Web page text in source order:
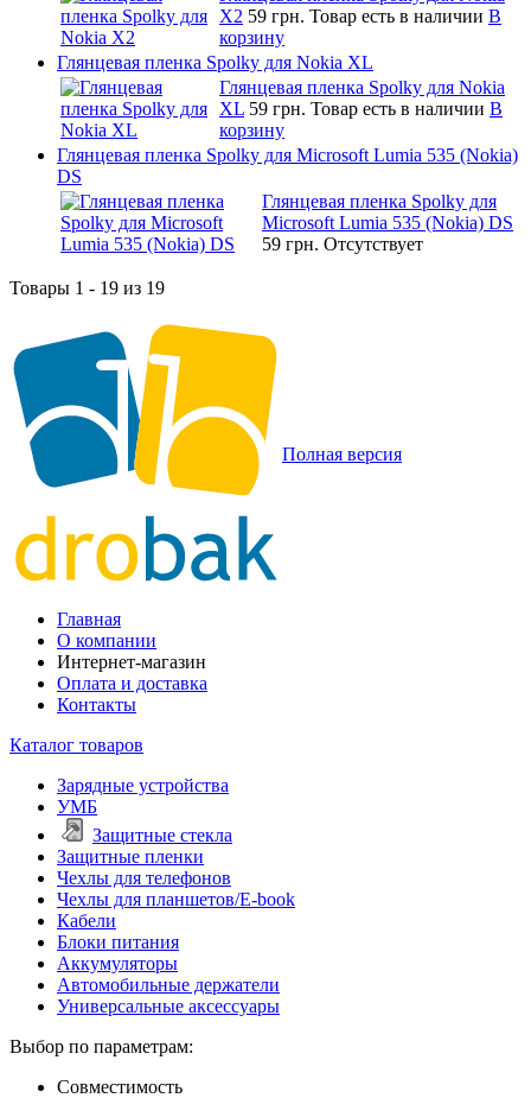
X2 59 грн. Товар есть в наличии В
корзину
Глянцевая пленка Spolky для Nokia XL
Глянцевая пленка Spolky для Nokia
XL 59 грн. Товар есть в наличии В
корзину
Глянцевая пленка Spolky для Microsoft Lumia 535 (Nokia)
DS
Глянцевая пленка Spolky для
Microsoft Lumia 535 (Nokia) DS
59 грн. Отсутствует
Товары 1 - 19 из 19
Полная версия
Главная
О компании
Интернет-магазин
Оплата и доставка
Контакты
Каталог товаров
Зарядные устройства
УМБ
Защитные стекла
Защитные пленки
Чехлы для телефонов
Чехлы для планшетов/E-book
Кабели
Блоки питания
Аккумуляторы
Автомобильные держатели
Универсальные аксессуары
Выбор по параметрам:
Совместимость